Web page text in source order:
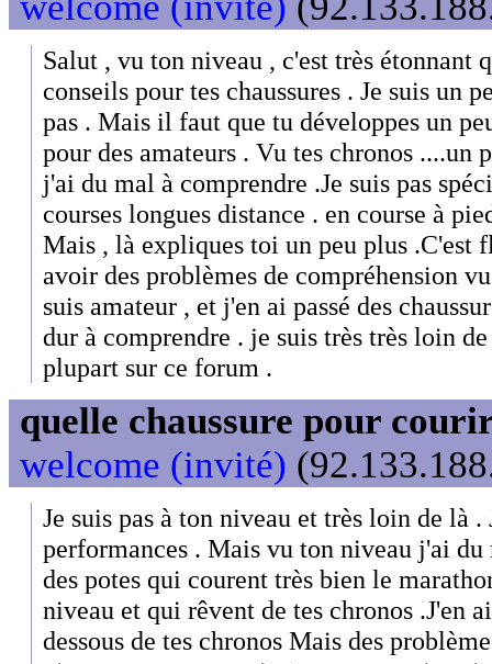
Salut , vu ton niveau , c'est très étonnant
conseils pour tes chaussures . Je suis un
pas . Mais il faut que tu développes un
pour des amateurs . Vu tes chronos ....un
j'ai du mal à comprendre .Je suis pas
courses longues distance . en course à
Mais , là expliques toi un peu plus .C'est
avoir des problèmes de compréhension
suis amateur , et j'en ai passé des
dur à comprendre . je suis très très loin
plupart sur ce forum .
quelle chaussure pour
welcome (invité)
Je suis pas à ton niveau et très loin de là .
performances . Mais vu ton niveau j'ai du
des potes qui courent très bien le
niveau et qui rêvent de tes chronos .J'en
dessous de tes chronos Mais des